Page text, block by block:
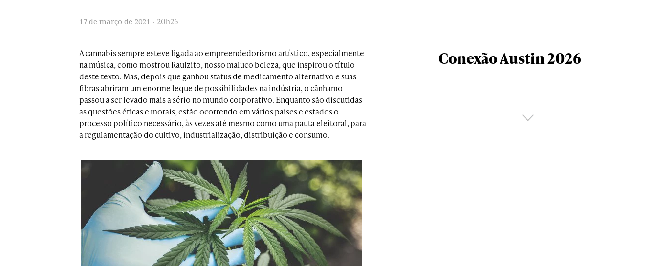
17 de março de 2021 - 20h26
A cannabis sempre esteve ligada ao empreendedorismo artístico, especialmente
na música, como mostrou Raulzito, nosso maluco beleza, que inspirou o título
deste texto. Mas, depois que ganhou status de medicamento alternativo e suas
fibras abriram um enorme leque de possibilidades na indústria, o cânhamo
passou a ser levado mais a sério no mundo corporativo. Enquanto são discutidas
as questões éticas e morais, estão ocorrendo em vários países e estados o
processo político necessário, às vezes até mesmo como uma pauta eleitoral, para
a regulamentação do cultivo, industrialização, distribuição e consumo.
Conexão Austin 2026